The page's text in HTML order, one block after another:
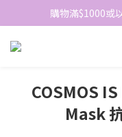
網站免費登記會
購物滿$1000或
網站免費登記會
COSMOS
Mask